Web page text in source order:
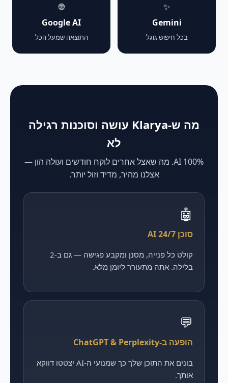
✨
Gemini
בכל חיפוש גוגל
🌐
Google AI
התוצאה שמעל הכל
מה ש-Klarya עושה וסוכנות רגילה
לא
100% AI. מה שאצל אחרים לוקח חודשים ועולה הון —
אצלנו מהיר, מדיד וזול יותר.
🤖
סוכן AI 24/7
קולט כל פנייה, מסנן ומקבע פגישה — גם ב-2
בלילה. אתה מתעורר ליומן מלא.
💬
הופעה ב-ChatGPT & Perplexity
בונים את התוכן שלך כך שמנועי ה-AI יצטטו דווקא
אותך.